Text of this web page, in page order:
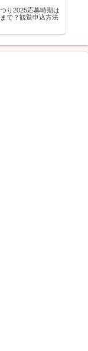
り2025応募時期は
で？観覧申込方法